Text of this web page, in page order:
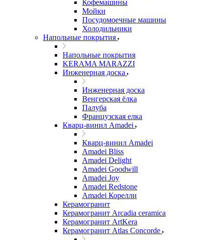
Кофемашины
Мойки
Посудомоечные машины
Холодильники
Напольные покрытия
Напольные покрытия
KERAMA MARAZZI
Инженерная доска
Инженерная доска
Венгерская ёлка
Палуба
Французская елка
Кварц-винил Amadei
Кварц-винил Amadei
Amadei Bliss
Amadei Delight
Amadei Goodwill
Amadei Joy
Amadei Redstone
Amadei Корелли
Керамогранит
Керамогранит Arcadia ceramica
Керамогранит ArtKera
Керамогранит Atlas Concorde